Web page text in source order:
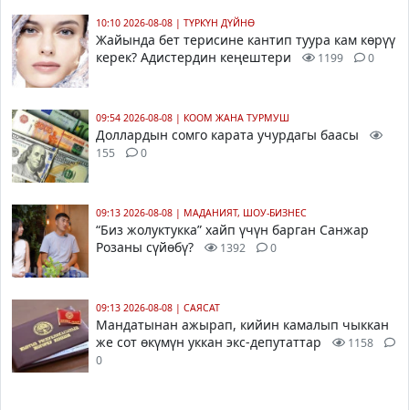
10:10 2026-08-08 | ТҮРКҮН ДҮЙНӨ
Жайында бет терисине кантип туура кам көрүү
керек? Адистердин кеңештери
1199 0
09:54 2026-08-08 | КООМ ЖАНА ТУРМУШ
Доллардын сомго карата учурдагы баасы
155 0
09:13 2026-08-08 | МАДАНИЯТ, ШОУ-БИЗНЕС
“Биз жолуктукка” хайп үчүн барган Санжар
Розаны сүйөбү?
1392 0
09:13 2026-08-08 | САЯСАТ
Мандатынан ажырап, кийин камалып чыккан
же сот өкүмүн уккан экс-депутаттар
1158
0